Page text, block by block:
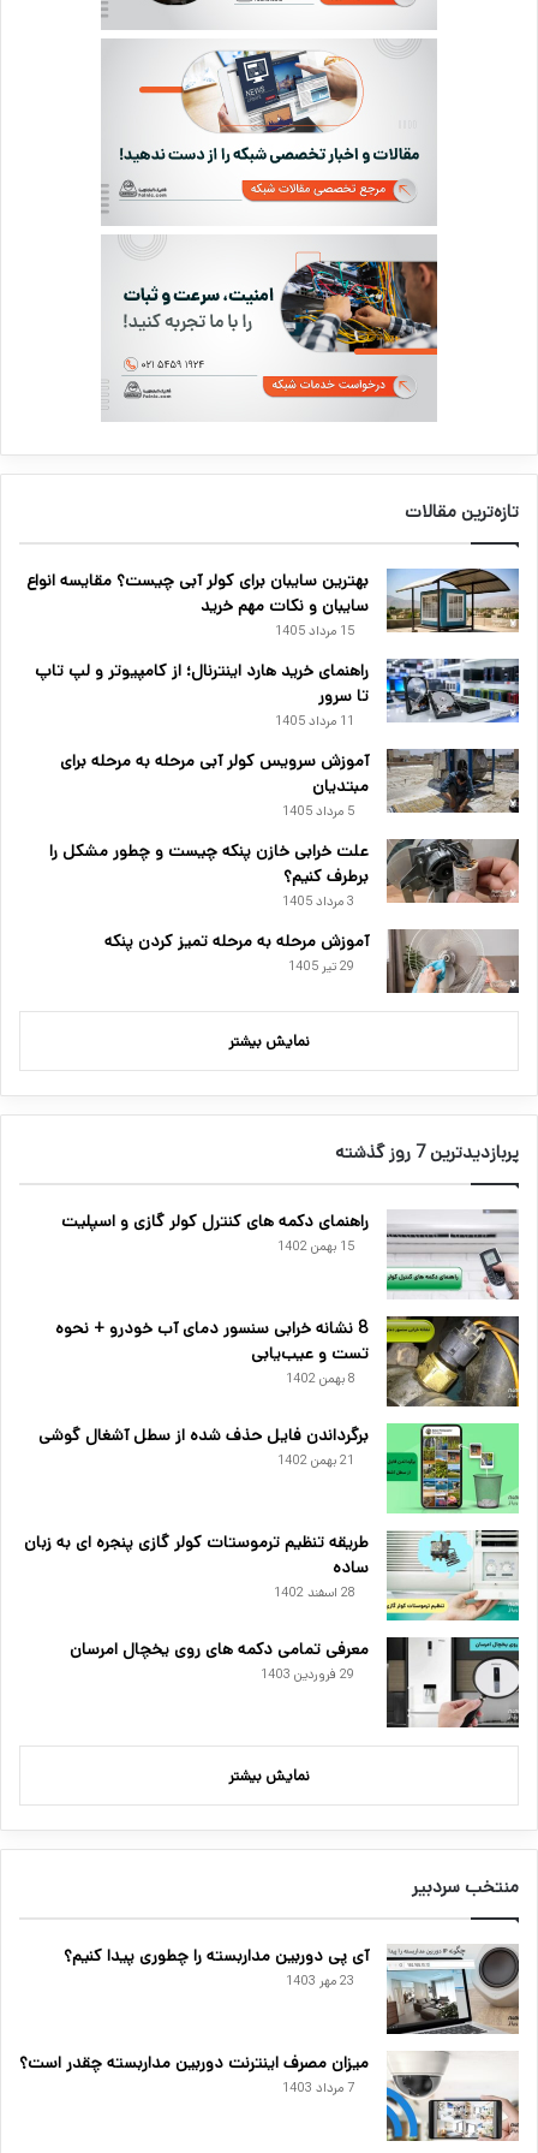
تازه‌ترین مقالات
بهترین سایبان برای کولر آبی چیست؟ مقایسه انواع
سایبان و نکات مهم خرید
15 مرداد 1405
راهنمای خرید هارد اینترنال؛ از کامپیوتر و لپ تاپ
تا سرور
11 مرداد 1405
آموزش سرویس کولر آبی مرحله به مرحله برای
مبتدیان
5 مرداد 1405
علت خرابی خازن پنکه چیست و چطور مشکل را
برطرف کنیم؟
3 مرداد 1405
آموزش مرحله به مرحله تمیز کردن پنکه
29 تیر 1405
نمایش بیشتر
پربازدیدترین 7 روز گذشته
راهنمای دکمه های کنترل کولر گازی و اسپلیت
15 بهمن 1402
8 نشانه خرابی سنسور دمای آب خودرو + نحوه
تست و عیب‌یابی
8 بهمن 1402
برگرداندن فایل حذف شده از سطل آشغال گوشی
21 بهمن 1402
طریقه تنظیم ترموستات کولر گازی پنجره ای به زبان
ساده
28 اسفند 1402
معرفی تمامی دکمه های روی یخچال امرسان
29 فروردین 1403
نمایش بیشتر
منتخب سردبیر
آی پی دوربین مداربسته را چطوری پیدا کنیم؟
23 مهر 1403
میزان مصرف اینترنت دوربین مداربسته چقدر است؟
7 مرداد 1403